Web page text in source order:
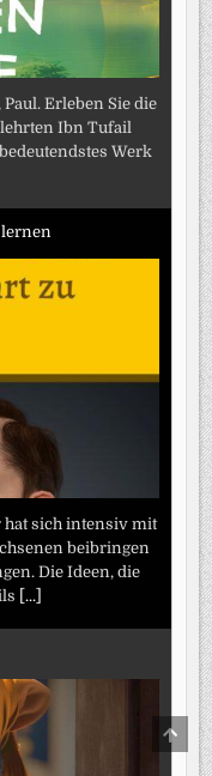
Erleben Sie die
Ibn Tufail
Werk
hat sich intensiv mit
beibringen
Die Ideen, die
[...]
TO
TOP